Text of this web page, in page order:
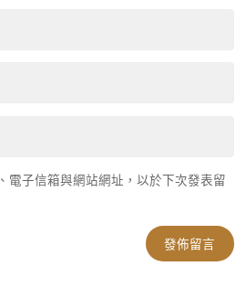
電子信箱與網站網址，以於下次發表留